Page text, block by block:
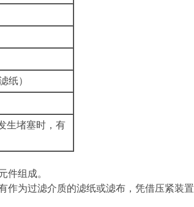
纸）
生堵塞时，有
件组成。
作为过滤介质的滤纸或滤布，凭借压紧装置